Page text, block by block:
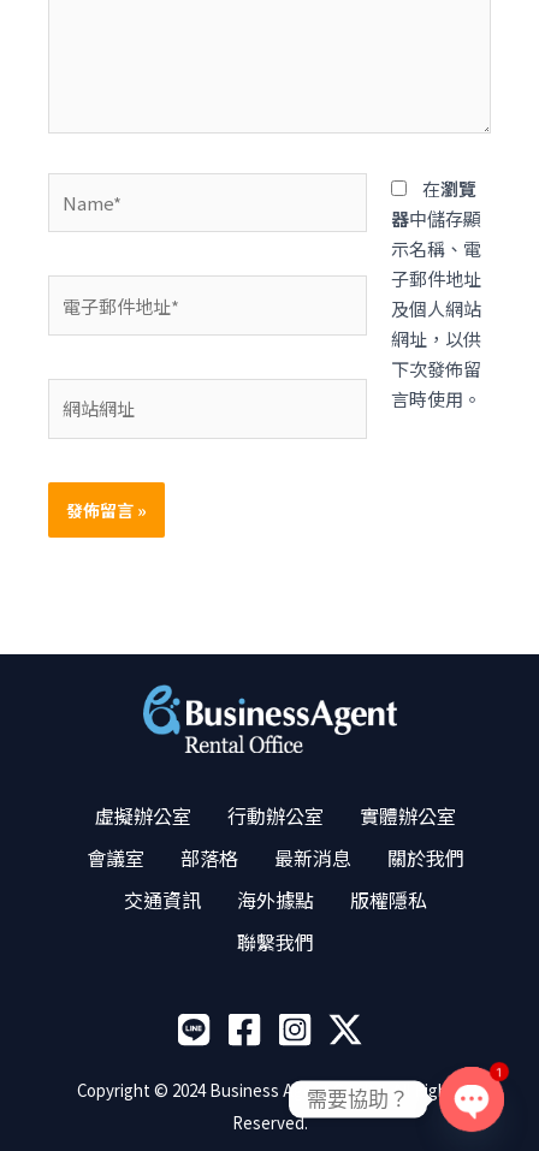
子
件
地
址
站
址
在瀏覽
器中儲存顯
示名稱、電
子郵件地址
及個人網站
網址，以供
下次發佈留
言時使用。
虛擬辦公室 行動辦公室
實體辦公室
會議室
部落格 最新消息
關於我們
交通資訊
海外據點
版權隱私
聯繫我們
Copyright © 2024 Business Agent Co. ,ltd. All Rights
Reserved.
需要協助？
OPEN
1